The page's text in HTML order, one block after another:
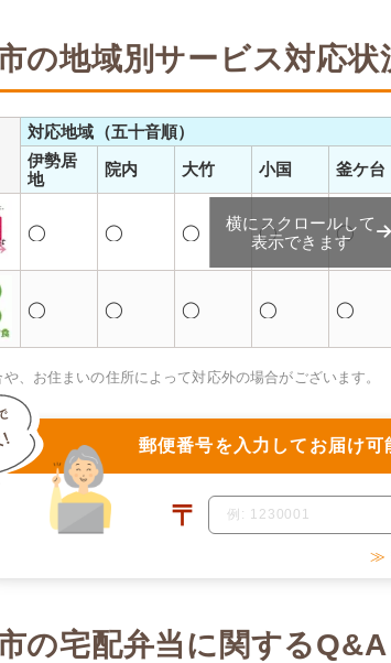
20％OFF！
の地域別サービス対応状
対応地域（五十音順）
伊勢居
地
院内 大竹 小国 釜ケ台
◯ ◯ ◯ ◯ ◯
◯ ◯ ◯ ◯ ◯
横にスクロールして
表示できます
、お住まいの住所によって対応外の場合がございます。
郵便番号を入力して お届け可
〒
≫
の宅配弁当に関するQ&A